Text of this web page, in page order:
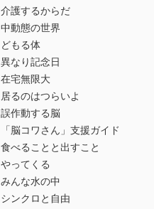
介護するからだ
中動態の世界
どもる体
異なり記念日
在宅無限大
居るのはつらいよ
誤作動する脳
「脳コワさん」支援ガイド
食べることと出すこと
やってくる
みんな水の中
シンクロと自由